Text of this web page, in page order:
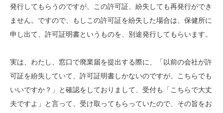
発行してもらうのですが、この許可証、紛失しても再発行ができ
ません。ですので、もしこの許可証を紛失した場合は、保健所に
申し出て、許可証明書というものを、別途発行してもらいます。
実は、わたし、窓口で廃業届を提出する際に、「以前の会社が許
可証を紛失していて、許可証明書しかないのですが、こちらでも
いいですか？」と確認をしておりまして、受付も「こちらで大丈
夫ですよ」と言って、受け取ってもらっていたので、その旨をお